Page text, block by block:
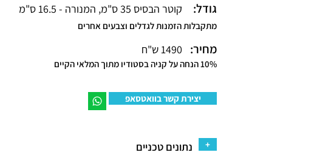
קוטר הבסיס 35 ס"מ, המנורה - 16.5 ס"מ גודל:
מתקבלות הזמנות לגדלים וצבעים אחרים
1490 ש"ח מחיר:
10% הנחה על קניה בסטודיו מתוך המלאי הקיים
יצירת קשר בוואטסאפ
נתונים טכניים +